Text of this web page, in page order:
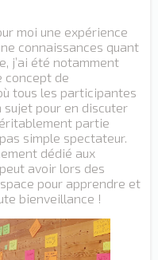
moi une expérience
connaissances quant
j’ai été notamment
concept de
tous les participantes
pour en discuter
partie
simple spectateur.
dédié aux
avoir lors des
pour apprendre et
bienveillance !